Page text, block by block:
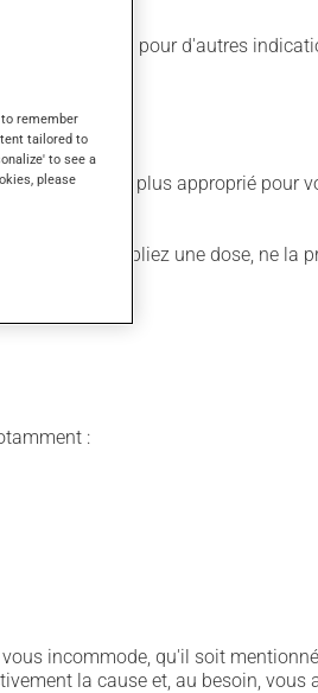
ainsi que pour d'autres
qui est plus approprié pour
Si vous oubliez une dose, ne la
:
incommode, qu'il soit
la cause et, au besoin, vous
remember
tailored to
to see a
please